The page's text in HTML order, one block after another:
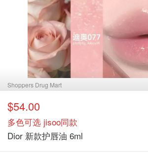
Shoppers Drug Mart
$54.00
多色可选 jisoo同款
Dior 新款护唇油 6ml